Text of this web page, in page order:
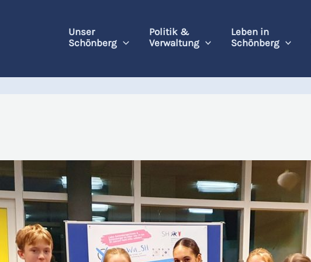
Unser
Schönberg
Politik &
Verwaltung
Leben in
Schönberg